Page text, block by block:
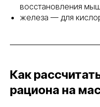
восстановления
железа — для
Как
рациона на